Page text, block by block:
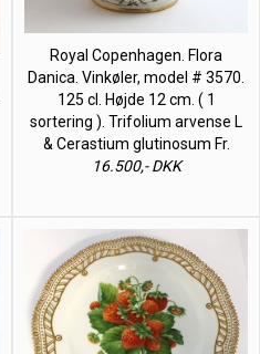
Royal Copenhagen. Flora
Danica. Vinkøler, model # 3570.
125 cl. Højde 12 cm. ( 1
sortering ). Trifolium arvense L
& Cerastium glutinosum Fr.
16.500,- DKK